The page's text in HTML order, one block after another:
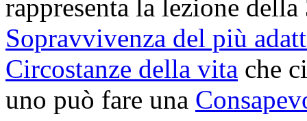
rappresenta la lezione
Sopravvivenza del più
Circostanze della vita che
uno può fare una